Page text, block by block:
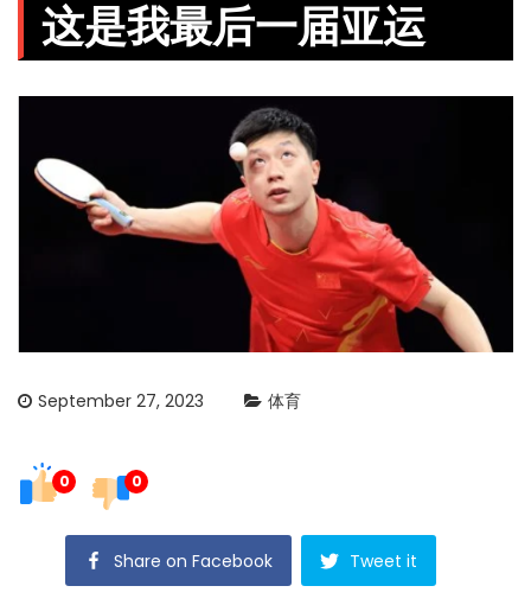
这是我最后一届亚运
September 27, 2023 体育
0 0
Share on Facebook Tweet it